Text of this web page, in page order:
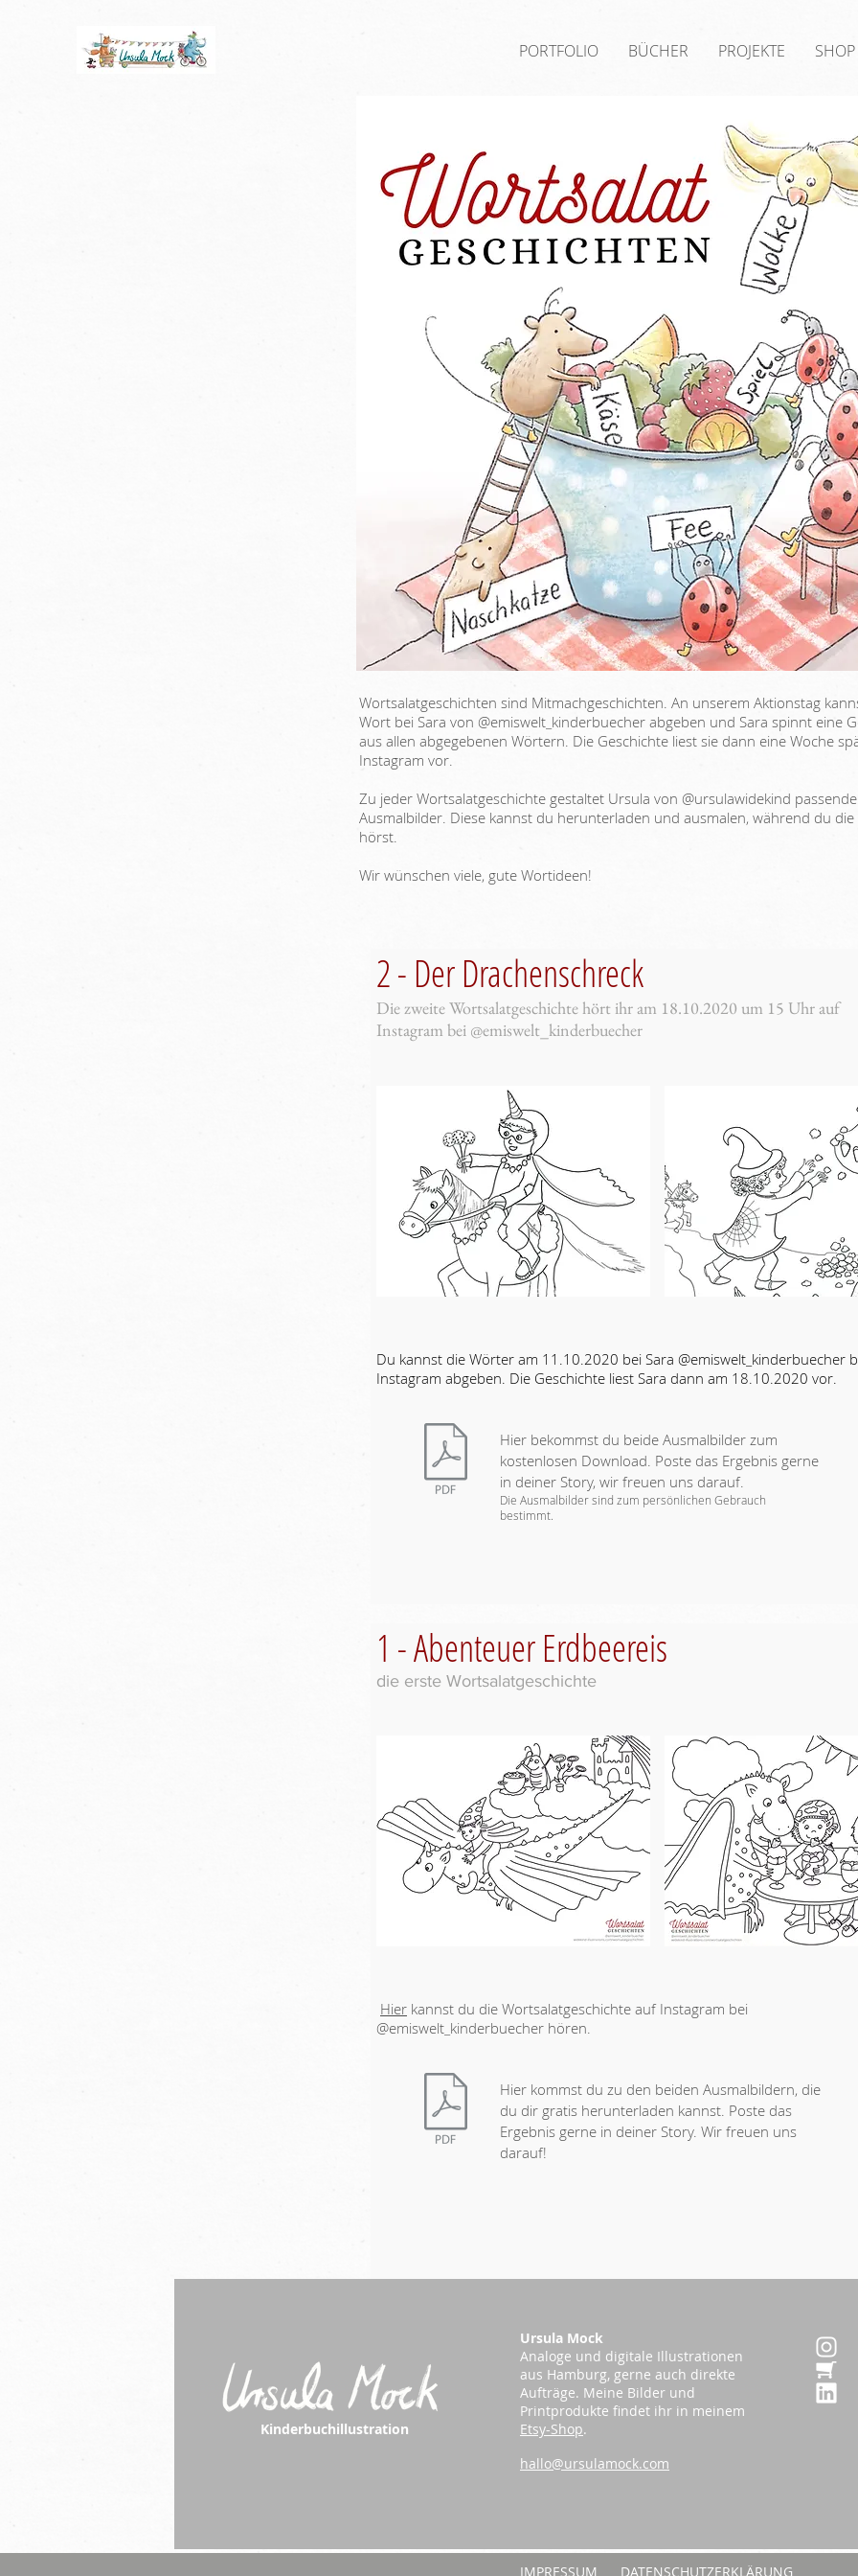
PORTFOLIO BÜCHER PROJEKTE SHOP
Wortsalatgeschichten sind Mitmachgeschichten. An unserem Aktionstag
Wort bei Sara von @emiswelt_kinderbuecher abgeben und Sara spinnt eine
aus allen abgegebenen Wörtern. Die Geschichte liest sie dann eine Woche
Instagram vor.
Zu jeder Wortsalatgeschichte gestaltet Ursula von @ursulawidekind passende
Ausmalbilder. Diese kannst du herunterladen und ausmalen, während du die
hörst.
Wir wünschen viele, gute Wortideen!
2 - Der Drachenschreck
Die zweite Wortsalatgeschichte hört ihr am 18.10.2020 um 15 Uhr auf
Instagram bei @emiswelt_kinderbuecher
Du kannst die Wörter am 11.10.2020 bei Sara @emiswelt_kinderbuecher
Instagram abgeben. Die Geschichte liest Sara dann am 18.10.2020 vor.
Hier bekommst du beide Ausmalbilder zum
kostenlosen Download. Poste das Ergebnis gerne
in deiner Story, wir freuen uns darauf.
Die Ausmalbilder sind zum persönlichen Gebrauch
bestimmt.
1 - Abenteuer Erdbeereis
die erste Wortsalatgeschichte
Hier kannst du die Wortsalatgeschichte auf Instagram bei
@emiswelt_kinderbuecher hören.
Hier kommst du zu den beiden Ausmalbildern, die
du dir gratis herunterladen kannst. Poste das
Ergebnis gerne in deiner Story. Wir freuen uns
darauf!
Kinderbuchillustration
Ursula Mock
Analoge und digitale Illustrationen
aus Hamburg, gerne auch direkte
Aufträge. Meine Bilder und
Printprodukte findet ihr in meinem
Etsy-Shop.
hallo@ursulamock.com
IMPRESSUM DATENSCHUTZERKLÄRUNG